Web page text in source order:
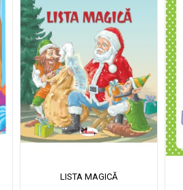
LISTA MAGICĂ